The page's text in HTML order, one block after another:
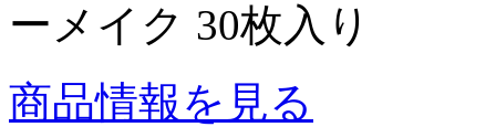
ーメイク 30枚入り
商品情報を見る